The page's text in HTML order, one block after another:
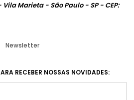
Marieta - São Paulo - SP - CEP:
Newsletter
RECEBER NOSSAS NOVIDADES: